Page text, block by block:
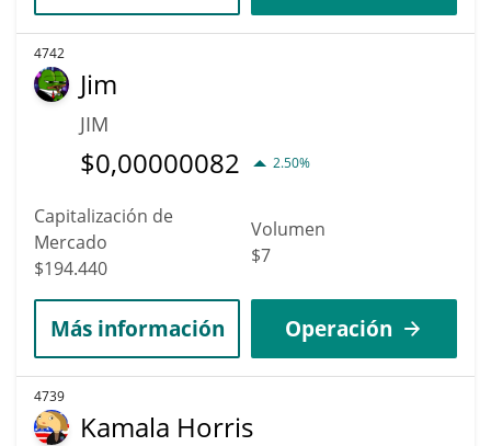
4742
Jim
JIM
$0,00000082 2.50%
Capitalización de
Mercado
$194.440
Volumen
$7
Más información Operación
4739
Kamala Horris